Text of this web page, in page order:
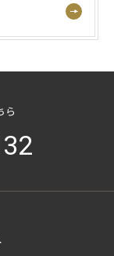
ら